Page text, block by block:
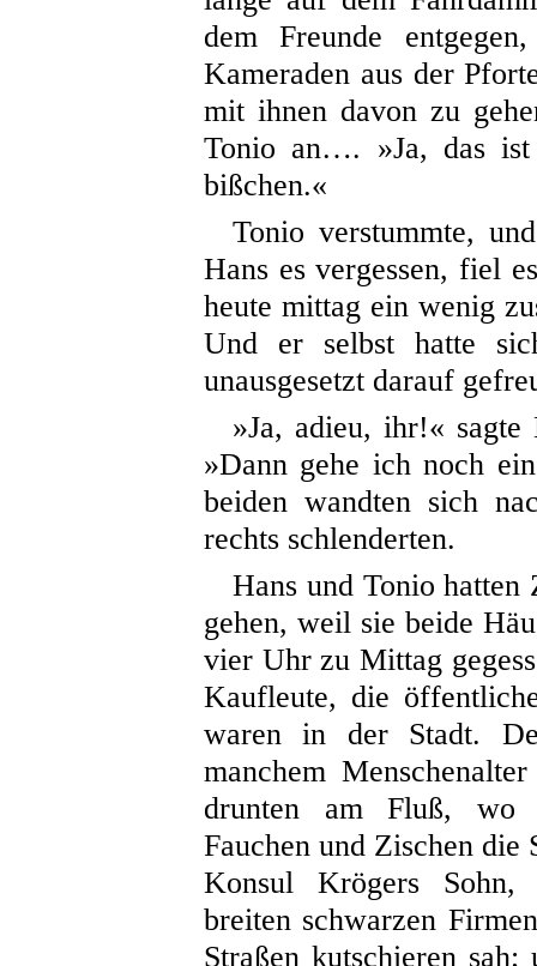
dem Freunde
Kameraden aus der
mit ihnen davon zu
Tonio an…. »Ja, das
bißchen.«
Tonio verstummte,
Hans es vergessen, fiel
heute mittag ein wenig
Und er selbst hatte
unausgesetzt darauf
»Ja, adieu, ihr!« sagte
»Dann gehe ich noch
beiden wandten sich
rechts schlenderten.
Hans und Tonio hatten
gehen, weil sie beide
vier Uhr zu Mittag
Kaufleute, die
waren in der Stadt.
manchem
drunten am Fluß, wo
Fauchen und Zischen
Konsul Krögers Sohn,
breiten schwarzen
Straßen kutschieren